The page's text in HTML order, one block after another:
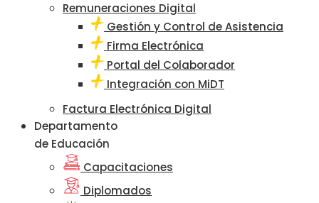
Remuneraciones Digital
Gestión y Control de Asistencia
Firma Electrónica
Portal del Colaborador
Integración con MiDT
Factura Electrónica Digital
Departamento
de Educación
Capacitaciones
Diplomados